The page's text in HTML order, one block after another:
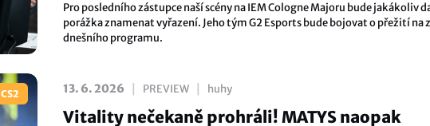
Pro posledního zástupce naší scény na IEM Cologne Majoru bude jakákoliv
porážka znamenat vyřazení. Jeho tým G2 Esports bude bojovat o přežití na
dnešního programu.
CS2 13. 6. 2026 PREVIEW huhy
Vitality nečekaně prohráli! MATYS naopak